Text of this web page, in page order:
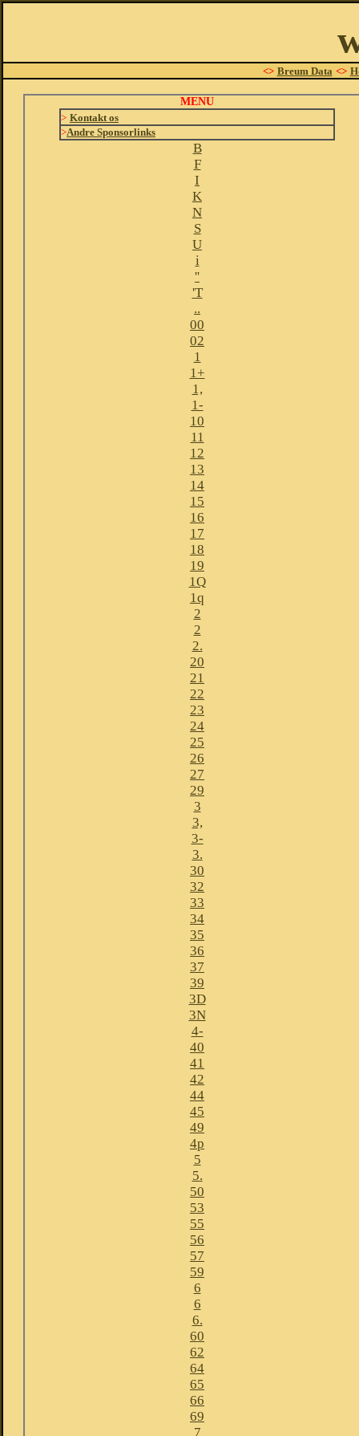
<> Breum Data <>
MENU
> Kontakt os
>Andre Sponsorlinks
B
F
I
K
N
S
U
i
''
'T
..
00
02
1
1+
1,
1-
10
11
12
13
14
15
16
17
18
19
1Q
1q
2
2
2.
20
21
22
23
24
25
26
27
29
3
3,
3-
3.
30
32
33
34
35
36
37
39
3D
3N
4-
40
41
42
44
45
49
4p
5
5.
50
53
55
56
57
59
6
6
6.
60
62
64
65
66
69
7